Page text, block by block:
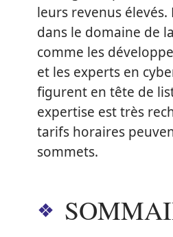
leurs revenus
dans le domaine de
comme les
et les experts en
figurent en tête de
expertise est très
tarifs horaires
sommets.